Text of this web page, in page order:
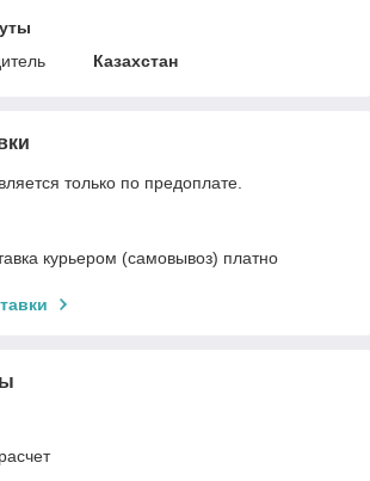
Казахстан
только по предоплате.
курьером (самовывоз) платно